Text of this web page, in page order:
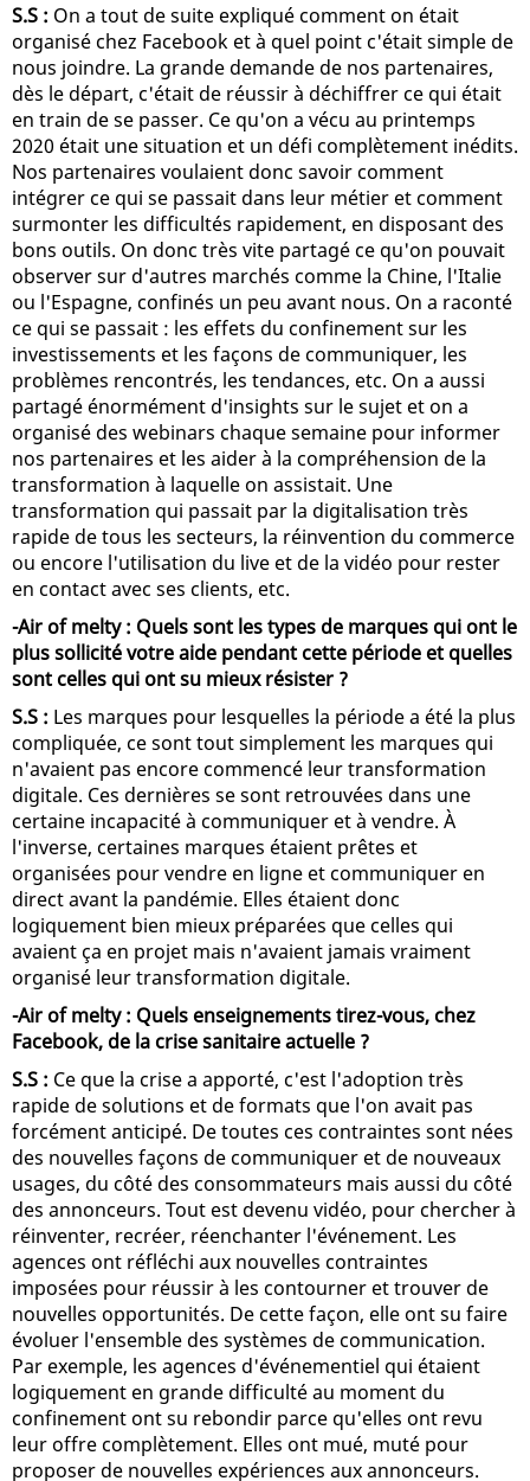
S.S : On a tout de suite expliqué comment on était
organisé chez Facebook et à quel point c'était simple de
nous joindre. La grande demande de nos partenaires,
dès le départ, c'était de réussir à déchiffrer ce qui était
en train de se passer. Ce qu'on a vécu au printemps
2020 était une situation et un défi complètement inédits.
Nos partenaires voulaient donc savoir comment
intégrer ce qui se passait dans leur métier et comment
surmonter les difficultés rapidement, en disposant des
bons outils. On donc très vite partagé ce qu'on pouvait
observer sur d'autres marchés comme la Chine, l'Italie
ou l'Espagne, confinés un peu avant nous. On a raconté
ce qui se passait : les effets du confinement sur les
investissements et les façons de communiquer, les
problèmes rencontrés, les tendances, etc. On a aussi
partagé énormément d'insights sur le sujet et on a
organisé des webinars chaque semaine pour informer
nos partenaires et les aider à la compréhension de la
transformation à laquelle on assistait. Une
transformation qui passait par la digitalisation très
rapide de tous les secteurs, la réinvention du commerce
ou encore l'utilisation du live et de la vidéo pour rester
en contact avec ses clients, etc.
-Air of melty : Quels sont les types de marques qui ont le
plus sollicité votre aide pendant cette période et quelles
sont celles qui ont su mieux résister ?
S.S : Les marques pour lesquelles la période a été la plus
compliquée, ce sont tout simplement les marques qui
n'avaient pas encore commencé leur transformation
digitale. Ces dernières se sont retrouvées dans une
certaine incapacité à communiquer et à vendre. À
l'inverse, certaines marques étaient prêtes et
organisées pour vendre en ligne et communiquer en
direct avant la pandémie. Elles étaient donc
logiquement bien mieux préparées que celles qui
avaient ça en projet mais n'avaient jamais vraiment
organisé leur transformation digitale.
-Air of melty : Quels enseignements tirez-vous, chez
Facebook, de la crise sanitaire actuelle ?
S.S : Ce que la crise a apporté, c'est l'adoption très
rapide de solutions et de formats que l'on avait pas
forcément anticipé. De toutes ces contraintes sont nées
des nouvelles façons de communiquer et de nouveaux
usages, du côté des consommateurs mais aussi du côté
des annonceurs. Tout est devenu vidéo, pour chercher à
réinventer, recréer, réenchanter l'événement. Les
agences ont réfléchi aux nouvelles contraintes
imposées pour réussir à les contourner et trouver de
nouvelles opportunités. De cette façon, elle ont su faire
évoluer l'ensemble des systèmes de communication.
Par exemple, les agences d'événementiel qui étaient
logiquement en grande difficulté au moment du
confinement ont su rebondir parce qu'elles ont revu
leur offre complètement. Elles ont mué, muté pour
proposer de nouvelles expériences aux annonceurs.